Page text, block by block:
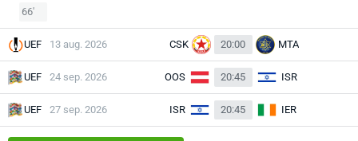
66'
UEF 13 aug. 2026 CSK 20:00 MTA
UEF 24 sep. 2026 OOS 20:45 ISR
UEF 27 sep. 2026 ISR 20:45 IER